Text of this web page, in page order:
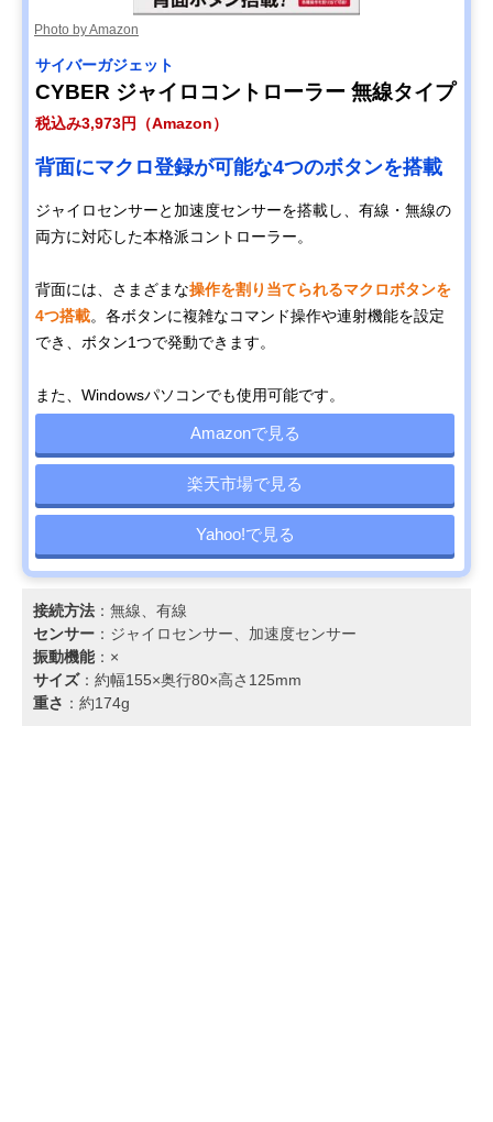
Photo by Amazon
サイバーガジェット
CYBER ジャイロコントローラー 無線タイプ
税込み3,973円（Amazon）
背面にマクロ登録が可能な4つのボタンを搭載
ジャイロセンサーと加速度センサーを搭載し、有線・無線の
両方に対応した本格派コントローラー。
背面には、さまざまな操作を割り当てられるマクロボタンを
4つ搭載。各ボタンに複雑なコマンド操作や連射機能を設定
でき、ボタン1つで発動できます。
また、Windowsパソコンでも使用可能です。
Amazonで見る
楽天市場で見る
Yahoo!で見る
接続方法 ：無線、有線
センサー ：ジャイロセンサー、加速度センサー
振動機能：×
サイズ：約幅155×奥行80×高さ125mm
重さ ：約174g